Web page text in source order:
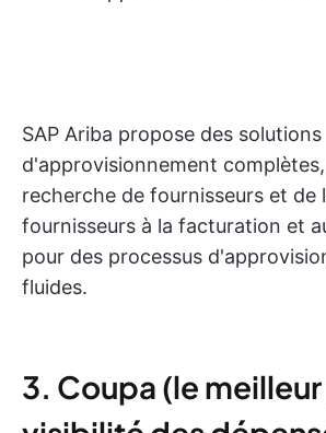
SAP Ariba propose des solutions
d'approvisionnement
recherche de fournisseurs et de
fournisseurs à la facturation et
pour des processus
fluides.
3. Coupa (le